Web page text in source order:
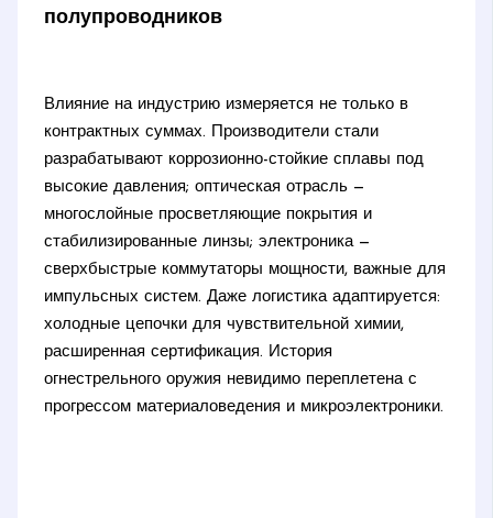
полупроводников
Влияние на индустрию измеряется не только в
контрактных суммах. Производители стали
разрабатывают коррозионно-стойкие сплавы под
высокие давления; оптическая отрасль —
многослойные просветляющие покрытия и
стабилизированные линзы; электроника —
сверхбыстрые коммутаторы мощности, важные для
импульсных систем. Даже логистика адаптируется:
холодные цепочки для чувствительной химии,
расширенная сертификация. История
огнестрельного оружия невидимо переплетена с
прогрессом материаловедения и микроэлектроники.